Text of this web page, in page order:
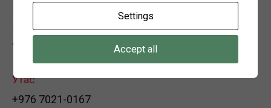
Хаяг
12150 Улаанбаатар хот, Багануур дүүрэг, 3-р хороо,
Үйлдвэрийн хэсэг, Өөрийн байр
Утас
+976 7021-0167
Settings
Accept all